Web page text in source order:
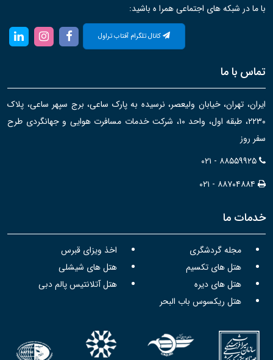
با ما در شبکه های اجتماعی همرا ه باشید:
کانال تلگرام آفتاب تراول
تماس با ما
ایران، تهران، خیابان ولیعصر، نرسیده به پارک ساعی، برج سپهر ساعی، پلاک
۲۲۳۰، طبقه اول، واحد ۱۰، شرکت خدمات مسافرت هوایی و جهانگردی طرح
سفر روز
۰۲۱ - ۸۸۵۵۹۹۲۵
۰۲۱ - ۸۸۷۰۴۸۸۴
خدمات ما
مجله گردشگری
اخذ ویزای قبرس
هتل های تکسیم
هتل های شیشلی
هتل های دیره
هتل آتلانتیس پالم دبی
هتل ریکسوس باب البحر